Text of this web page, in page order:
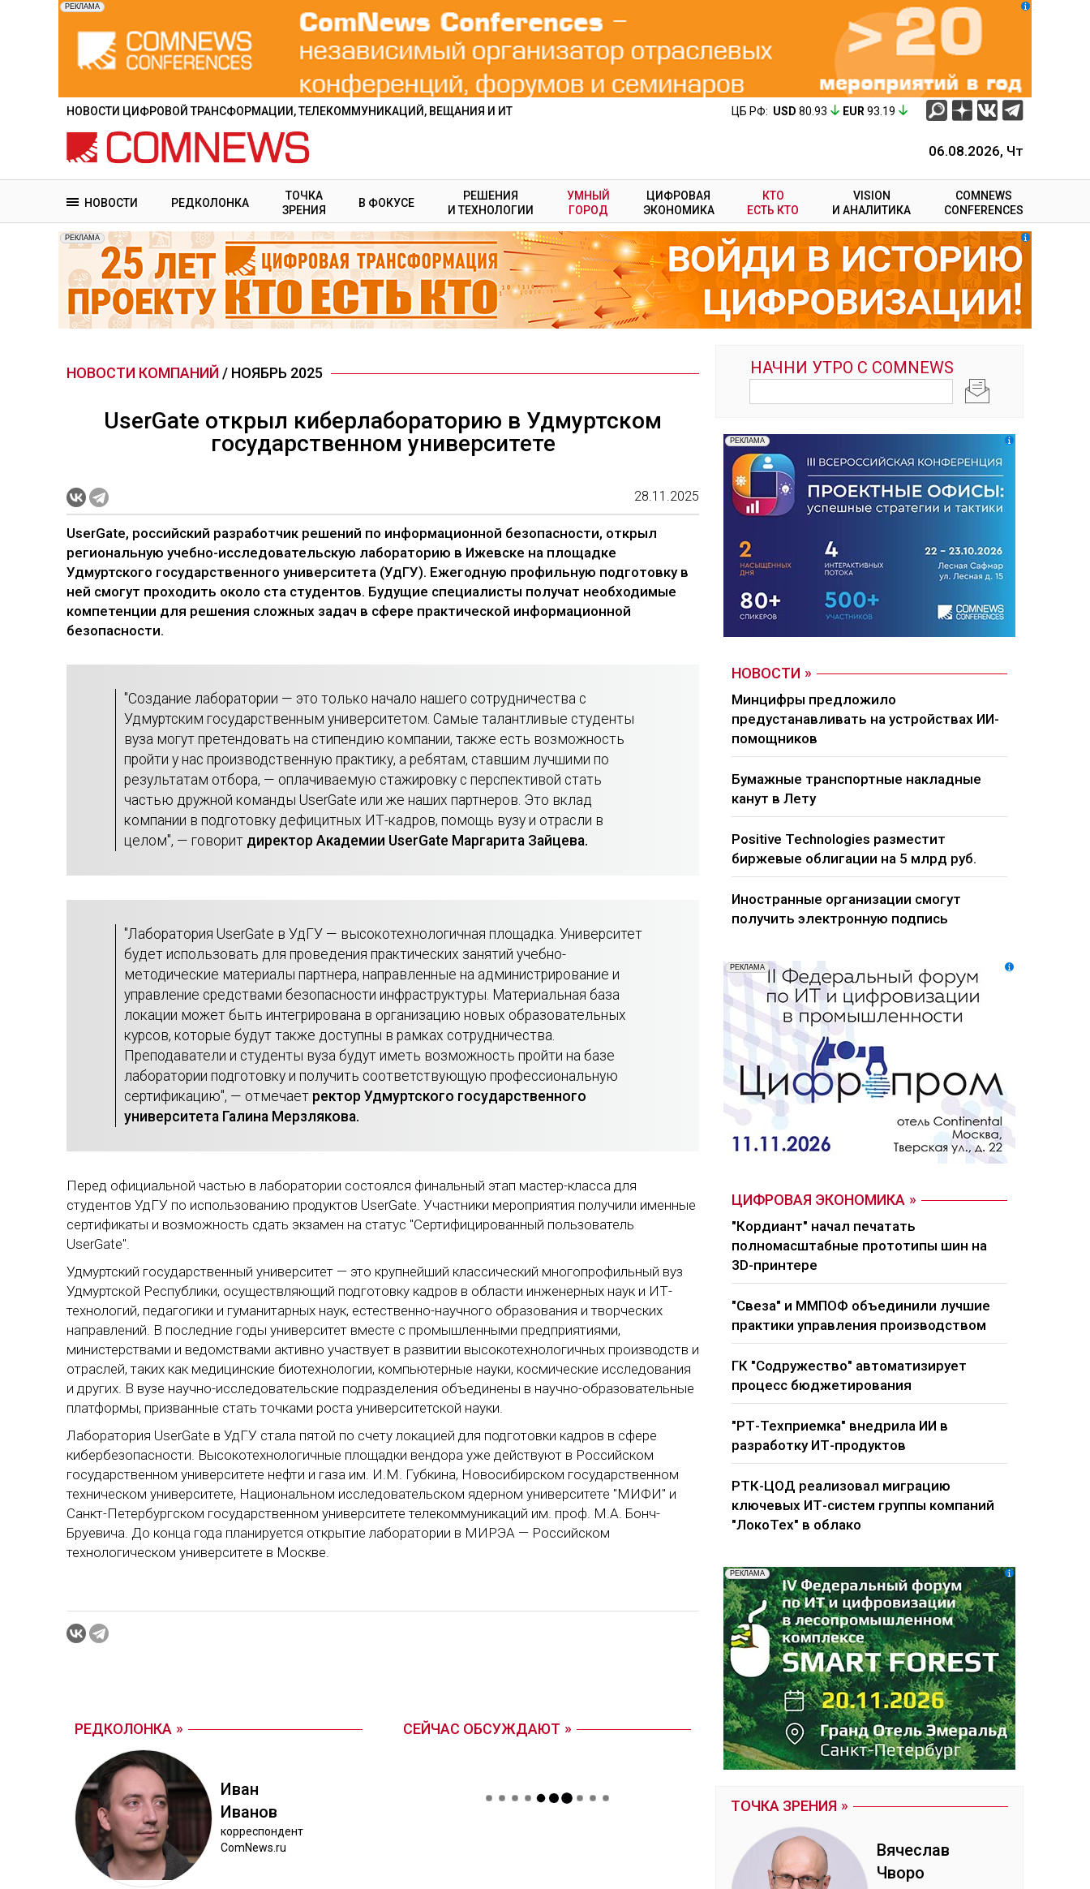
содержанию
НОВОСТИ ЦИФРОВОЙ ТРАНСФОРМАЦИИ, ТЕЛЕКОММУНИКАЦИЙ, ВЕЩАНИЯ И ИТ ЦБ РФ: USD 80.93 EUR 93.19
06.08.2026, Чт
НОВОСТИ РЕДКОЛОНКА
ТОЧКА
ЗРЕНИЯ
В ФОКУСЕ
РЕШЕНИЯ
И ТЕХНОЛОГИИ
УМНЫЙ
ГОРОД
ЦИФРОВАЯ
ЭКОНОМИКА
КТО
ЕСТЬ КТО
VISION
И АНАЛИТИКА
COMNEWS
CONFERENCES
НОВОСТИ КОМПАНИЙ / НОЯБРЬ 2025
UserGate открыл киберлабораторию в Удмуртском
государственном университете
28.11.2025
UserGate, российский разработчик решений по информационной безопасности, открыл
региональную учебно-исследовательскую лабораторию в Ижевске на площадке
Удмуртского государственного университета (УдГУ). Ежегодную профильную подготовку в
ней смогут проходить около ста студентов. Будущие специалисты получат необходимые
компетенции для решения сложных задач в сфере практической информационной
безопасности.
"Создание лаборатории — это только начало нашего сотрудничества с
Удмуртским государственным университетом. Самые талантливые студенты
вуза могут претендовать на стипендию компании, также есть возможность
пройти у нас производственную практику, а ребятам, ставшим лучшими по
результатам отбора, — оплачиваемую стажировку с перспективой стать
частью дружной команды UserGate или же наших партнеров. Это вклад
компании в подготовку дефицитных ИТ-кадров, помощь вузу и отрасли в
целом", — говорит директор Академии UserGate Маргарита Зайцева.
"Лаборатория UserGate в УдГУ — высокотехнологичная площадка. Университет
будет использовать для проведения практических занятий учебно-
методические материалы партнера, направленные на администрирование и
управление средствами безопасности инфраструктуры. Материальная база
локации может быть интегрирована в организацию новых образовательных
курсов, которые будут также доступны в рамках сотрудничества.
Преподаватели и студенты вуза будут иметь возможность пройти на базе
лаборатории подготовку и получить соответствующую профессиональную
сертификацию", — отмечает ректор Удмуртского государственного
университета Галина Мерзлякова.
Перед официальной частью в лаборатории состоялся финальный этап мастер-класса для
студентов УдГУ по использованию продуктов UserGate. Участники мероприятия получили именные
сертификаты и возможность сдать экзамен на статус "Сертифицированный пользователь
UserGate".
Удмуртский государственный университет — это крупнейший классический многопрофильный вуз
Удмуртской Республики, осуществляющий подготовку кадров в области инженерных наук и ИТ-
технологий, педагогики и гуманитарных наук, естественно-научного образования и творческих
направлений. В последние годы университет вместе с промышленными предприятиями,
министерствами и ведомствами активно участвует в развитии высокотехнологичных производств и
отраслей, таких как медицинские биотехнологии, компьютерные науки, космические исследования
и других. В вузе научно-исследовательские подразделения объединены в научно-образовательные
платформы, призванные стать точками роста университетской науки.
Лаборатория UserGate в УдГУ стала пятой по счету локацией для подготовки кадров в сфере
кибербезопасности. Высокотехнологичные площадки вендора уже действуют в Российском
государственном университете нефти и газа им. И.М. Губкина, Новосибирском государственном
техническом университете, Национальном исследовательском ядерном университете "МИФИ" и
Санкт-Петербургском государственном университете телекоммуникаций им. проф. М.А. Бонч-
Бруевича. До конца года планируется открытие лаборатории в МИРЭА — Российском
технологическом университете в Москве.
РЕДКОЛОНКА
Иван
Ива­нов
кор­рес­пон­дент
ComNews.ru
СЕЙЧАС ОБСУЖДАЮТ
НОВОСТИ
Минцифры предложило
предустанавливать на устройствах ИИ-
помощников
Бумажные транспортные накладные
канут в Лету
Positive Technologies разместит
биржевые облигации на 5 млрд руб.
Иностранные организации смогут
получить электронную подпись
ЦИФРОВАЯ ЭКОНОМИКА
"Кордиант" начал печатать
полномасштабные прототипы шин на
3D-принтере
"Свеза" и ММПОФ объединили лучшие
практики управления производством
ГК "Содружество" автоматизирует
процесс бюджетирования
"РТ-Техприемка" внедрила ИИ в
разработку ИТ-продуктов
РТК-ЦОД реализовал миграцию
ключевых ИТ-систем группы компаний
"ЛокоТех" в облако
ТОЧКА ЗРЕНИЯ
Вя­чес­лав
Чво­ро